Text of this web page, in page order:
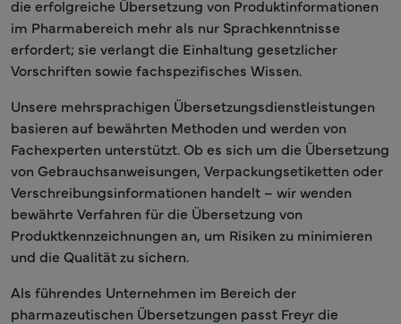
die erfolgreiche Übersetzung von Produktinformationen
im Pharmabereich mehr als nur Sprachkenntnisse
erfordert; sie verlangt die Einhaltung gesetzlicher
Vorschriften sowie fachspezifisches Wissen.
Unsere mehrsprachigen Übersetzungsdienstleistungen
basieren auf bewährten Methoden und werden von
Fachexperten unterstützt. Ob es sich um die Übersetzung
von Gebrauchsanweisungen, Verpackungsetiketten oder
Verschreibungsinformationen handelt – wir wenden
bewährte Verfahren für die Übersetzung von
Produktkennzeichnungen an, um Risiken zu minimieren
und die Qualität zu sichern.
Als führendes Unternehmen im Bereich der
pharmazeutischen Übersetzungen passt Freyr die